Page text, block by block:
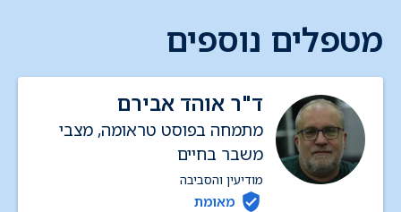
מטפלים נוספים
ד"ר אוהד אבירם
מתמחה בפוסט טראומה, מצבי
משבר בחיים
מודיעין והסביבה
מאומת